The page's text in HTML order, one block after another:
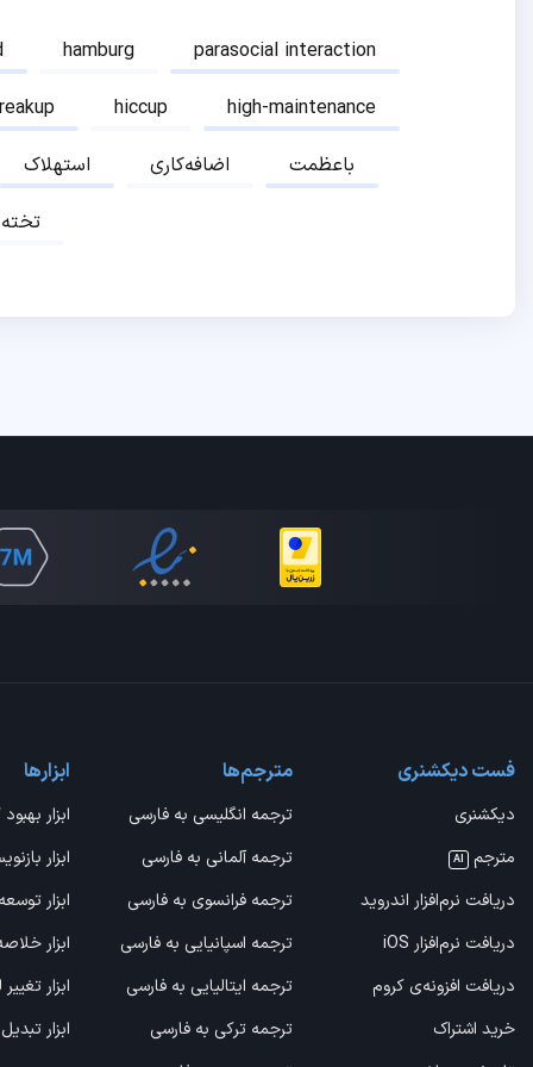
hamburg
parasocial interaction
hiccup
high-maintenance
استهلاک
اضافه‌کاری
باعظمت
فست دیکشنری
دیکشنری
مترجم
AI
دریافت نرم‌افزار اندروید
دریافت نرم‌افزار iOS
دریافت افزونه‌ی کروم
خرید اشتراک
مترجم‌ها
ترجمه انگلیسی به فارسی
ترجمه آلمانی به فارسی
ترجمه فرانسوی به فارسی
ترجمه اسپانیایی به فارسی
ترجمه ایتالیایی به فارسی
ترجمه ترکی به فارسی
ابزارها
ابزار
ابزار
ابزار
ابزار
ابزار
ابزار